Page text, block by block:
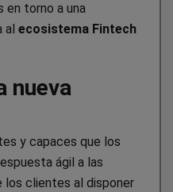
en torno a una
ecosistema Fintech
nueva
y capaces que los
ágil a las
los clientes al disponer